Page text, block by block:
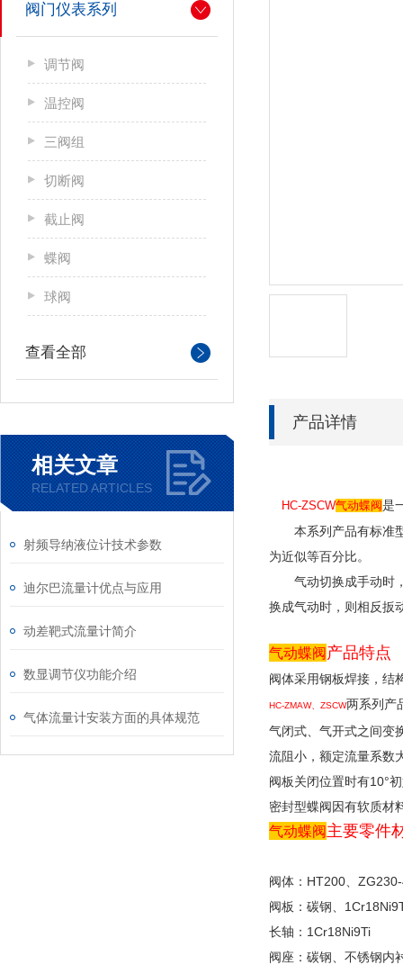
阀门仪表系列
调节阀
温控阀
三阀组
切断阀
截止阀
蝶阀
球阀
查看全部
相关文章
RELATED ARTICLES
射频导纳液位计技术参数
迪尔巴流量计优点与应用
动差靶式流量计简介
数显调节仪功能介绍
气体流量计安装方面的具体规范
产品详情
HC-ZSCW气动蝶阀是
本系列产品有标准型
为近似等百分比。
气动切换成手动时，
换成气动时，则相反扳
气动蝶阀产品特点
阀体采用钢板焊接，结
HC-ZMAW、ZSCW两系列产
气闭式、气开式之间变
流阻小，额定流量系数
阀板关闭位置时有10°
密封型蝶阀因有软质材
气动蝶阀主要零件
阀体：HT200、
阀板：碳钢、
长轴：1Cr18Ni9Ti
阀座：碳钢、不锈钢内